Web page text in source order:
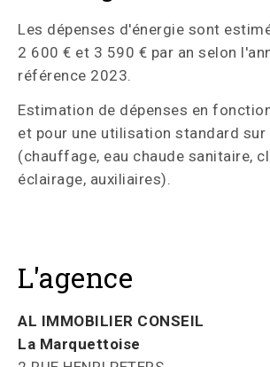
Les dépenses d'énergie sont
2 600 € et 3 590 € par an selon
référence 2023.
Estimation de dépenses en
et pour une utilisation standard sur
(chauffage, eau chaude sanitaire,
éclairage, auxiliaires).
L'agence
AL IMMOBILIER CONSEIL
La Marquettoise